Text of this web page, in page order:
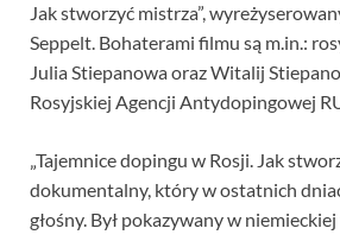
Jak stworzyć mistrza”,
Seppelt. Bohaterami filmu są m.in.:
Julia Stiepanowa oraz Witalij
Rosyjskiej Agencji Antydopingowej
„Tajemnice dopingu w Rosji. Jak
dokumentalny, który w ostatnich
głośny. Był pokazywany w